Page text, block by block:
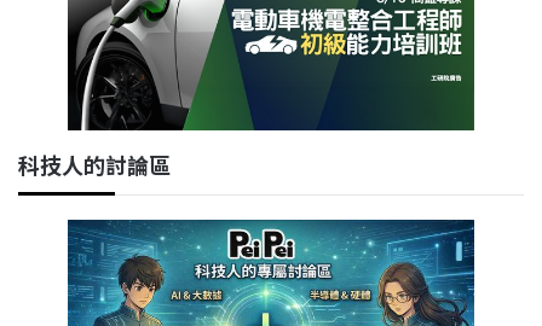
科技人的討論區